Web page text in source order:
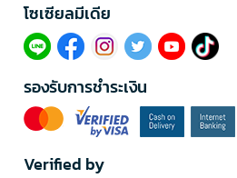
โซเซียลมีเดีย​
รองรับการชำระเงิน
Verified by